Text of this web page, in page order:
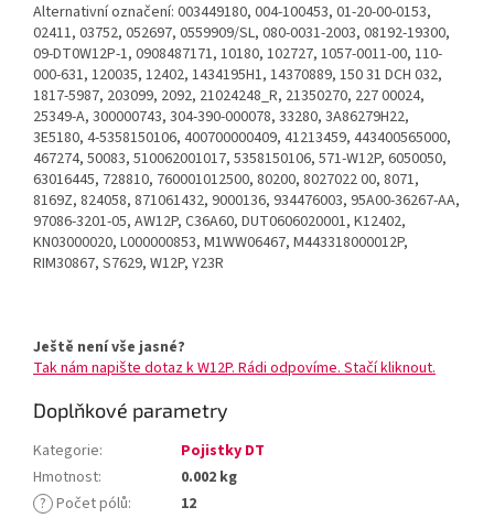
Alternativní označení: 003449180, 004-100453, 01-20-00-0153,
02411, 03752, 052697, 0559909/SL, 080-0031-2003, 08192-19300,
09-DT0W12P-1, 0908487171, 10180, 102727, 1057-0011-00, 110-
000-631, 120035, 12402, 1434195H1, 14370889, 150 31 DCH 032,
1817-5987, 203099, 2092, 21024248_R, 21350270, 227 00024,
25349-A, 300000743, 304-390-000078, 33280, 3A86279H22,
3E5180, 4-5358150106, 400700000409, 41213459, 443400565000,
467274, 50083, 510062001017, 5358150106, 571-W12P, 6050050,
63016445, 728810, 760001012500, 80200, 8027022 00, 8071,
8169Z, 824058, 871061432, 9000136, 934476003, 95A00-36267-AA,
97086-3201-05, AW12P, C36A60, DUT0606020001, K12402,
KN03000020, L000000853, M1WW06467, M443318000012P,
RIM30867, S7629, W12P, Y23R
Ještě není vše jasné?
Tak nám napište dotaz k W12P. Rádi odpovíme. Stačí kliknout.
Doplňkové parametry
Kategorie:
Pojistky DT
Hmotnost:
0.002 kg
? Počet pólů:
12